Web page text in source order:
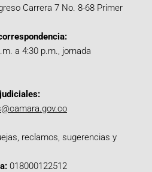
Carrera 7 No. 8-68 Primer
a 4:30 p.m., jornada
reclamos, sugerencias y
018000122512